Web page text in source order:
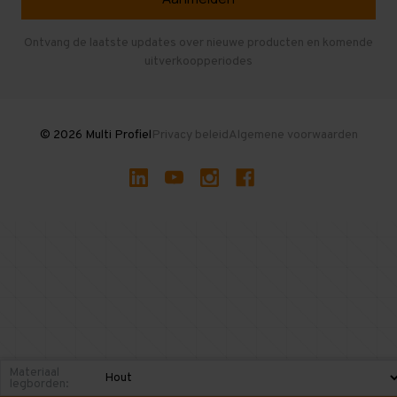
Gebruikte entresolvloeren
Ontvang de laatste updates over nieuwe producten en komende
uitverkoopperiodes
© 2026 Multi ProfielPrivacy beleidAlgemene voorwaarden
Materiaal
legborden: